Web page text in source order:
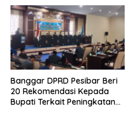
Banggar DPRD Pesibar Beri
20 Rekomendasi Kepada
Bupati Terkait Peningkatan